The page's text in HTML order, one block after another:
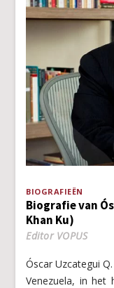
BIOGRAFIEËN
Biografie van
Khan Ku)
Editor VOPUS
Óscar Uzcategui
Venezuela, in het